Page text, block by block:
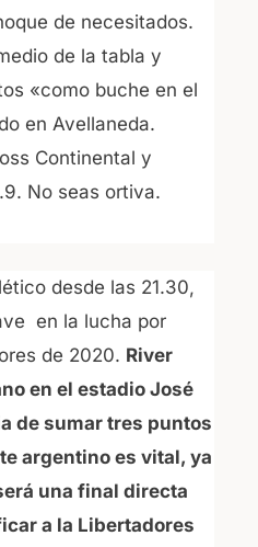
de necesitados.
de la tabla y
«como buche en el
en Avellaneda.
Continental y
No seas ortiva.
desde las 21.30,
en la lucha por
de 2020. River
en el estadio José
de sumar tres puntos
argentino es vital, ya
una final directa
a la Libertadores